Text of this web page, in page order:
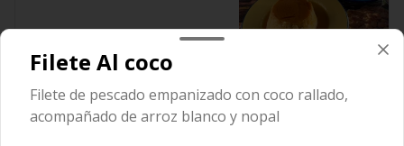
$59.00
Pan de elote
Filete Al coco
Filete de pescado empanizado con coco rallado,
acompañado de arroz blanco y nopal